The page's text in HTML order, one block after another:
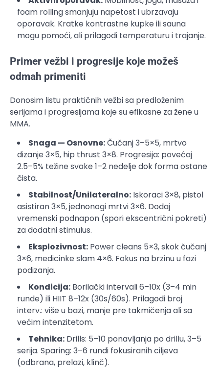
foam rolling smanjuju napetost i ubrzavaju
oporavak. Kratke kontrastne kupke ili sauna
mogu pomoći, ali prilagodi temperaturu i trajanje.
Primer vežbi i progresije koje možeš
odmah primeniti
Donosim listu praktičnih vežbi sa predloženim
serijama i progresijama koje su efikasne za žene u
MMA.
Snaga — Osnovne:Čučanj 3–5×5, mrtvo
dizanje 3×5, hip thrust 3×8. Progresija: povećaj
2.5–5% težine svake 1–2 nedelje dok forma ostane
čista.
Stabilnost/Unilateralno: Iskoraci 3×8, pistol
asistiran 3×5, jednonogi mrtvi 3×6. Dodaj
vremenski podnapon (spori ekscentrični pokreti)
za dodatni stimulus.
Eksplozivnost: Power cleans 5×3, skok čučanj
3×6, medicinke slam 4×6. Fokus na brzinu u fazi
podizanja.
Kondicija: Borilački intervali 6–10x (3–4 min
runde) ili HIIT 8–12x (30s/60s). Prilagodi broj
interv.: više u bazi, manje pre takmičenja ali sa
većim intenzitetom.
Tehnika: Drills: 5–10 ponavljanja po drillu, 3–5
serija. Sparing: 3–6 rundi fokusiranih ciljeva
(odbrana, prelazi, klinč).